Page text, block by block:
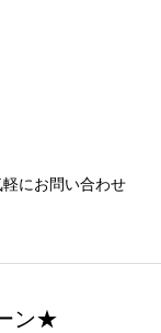
にお問い合わせ
ン★